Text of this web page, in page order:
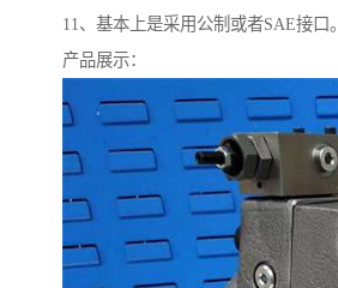
11、基本上是采用公制或者SAE接口。
产品展示：